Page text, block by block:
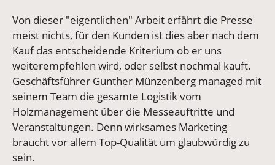
Von dieser "eigentlichen" Arbeit erfährt die Presse
meist nichts, für den Kunden ist dies aber nach dem
Kauf das entscheidende Kriterium ob er uns
weiterempfehlen wird, oder selbst nochmal kauft.
Geschäftsführer Gunther Münzenberg managed mit
seinem Team die gesamte Logistik vom
Holzmanagement über die Messeauftritte und
Veranstaltungen. Denn wirksames Marketing
braucht vor allem Top-Qualität um glaubwürdig zu
sein.